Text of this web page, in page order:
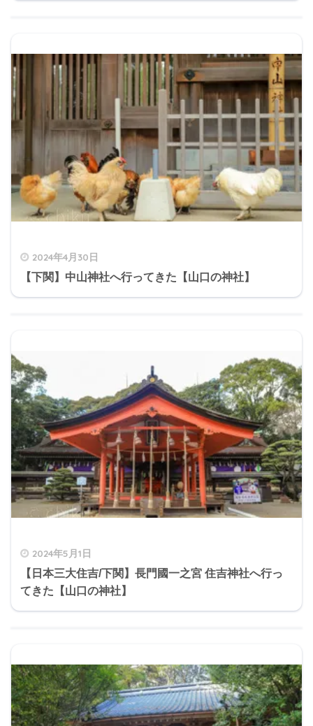
2024年4月30日
【下関】中山神社へ行ってきた【山口の神社】
2024年5月1日
【日本三大住吉/下関】長門國一之宮 住吉神社へ行っ
てきた【山口の神社】